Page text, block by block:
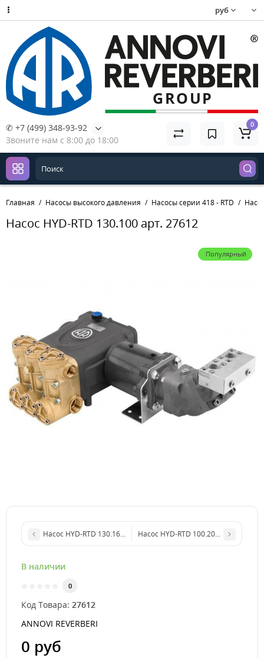
руб
✆ +7 (499) 348-93-92
Звоните нам с 8:00 до 18:00
0
Главная Насосы высокого давления Насосы серии 418 - RTD
Насос HYD-RTD 130.100 арт. 27612
Популярный
Насос HYD-RTD 130.160 арт. 27613Насос HYD-RTD 100.200 арт. 27611
В наличии
0
Код Товара: 27612
ANNOVI REVERBERI
0 руб